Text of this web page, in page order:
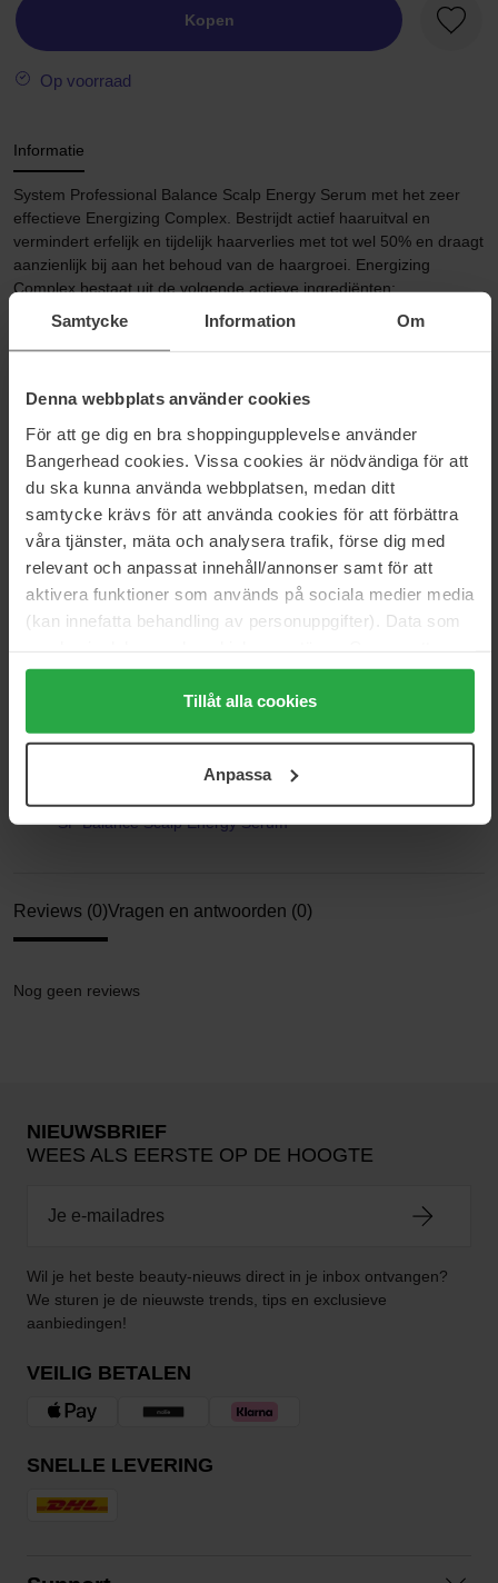
Samtycke Information Om
Denna webbplats använder cookies
För att ge dig en bra shoppingupplevelse använder
Bangerhead cookies. Vissa cookies är nödvändiga för att
du ska kunna använda webbplatsen, medan ditt
samtycke krävs för att använda cookies för att förbättra
våra tjänster, mäta och analysera trafik, förse dig med
relevant och anpassat innehåll/annonser samt för att
aktivera funktioner som används på sociala medier media
(kan innefatta behandling av personuppgifter). Data som
trycka på "Tillåt alla cookies" accepterar du alla cookies,
medan du under "Detaljer" kan anpassa användningen av
cookies. Du kan när som helst återkalla ditt samtycke.
Tillåt alla cookies
Anpassa
Kopen
Op voorraad
Informatie
System Professional Balance Scalp Energy Serum met het zeer
effectieve Energizing Complex. Bestrijdt actief haaruitval en
vermindert erfelijk en tijdelijk haarverlies met tot wel 50% en draagt
aanzienlijk bij aan het behoud van de haargroei. Energizing
Complex bestaat uit de volgende actieve ingrediënten:
Cafeïne: stimuleert de bloedcirculatie
Biotine: optimaliseert de keratinisatie
Vitamines: verbeteren de haarstructuur
Breng sectie voor sectie aan op de hoofdhuid in handdoekdroog of
droog haar. Druk licht met je vingertoppen tijdens het inmasseren.
Niet uitspoelen. Gebruik dagelijks bij acuut haarverlies, driemaal
per week voor preventieve doeleinden.
Dermatologisch getest en geschikt voor de huid.
Startpagina
SP Balance Scalp Energy Serum
Reviews (0)Vragen en antwoorden (0)
Nog geen reviews
NIEUWSBRIEF
WEES ALS EERSTE OP DE HOOGTE
Wil je het beste beauty-nieuws direct in je inbox ontvangen?
We sturen je de nieuwste trends, tips en exclusieve
aanbiedingen!
VEILIG BETALEN
SNELLE LEVERING